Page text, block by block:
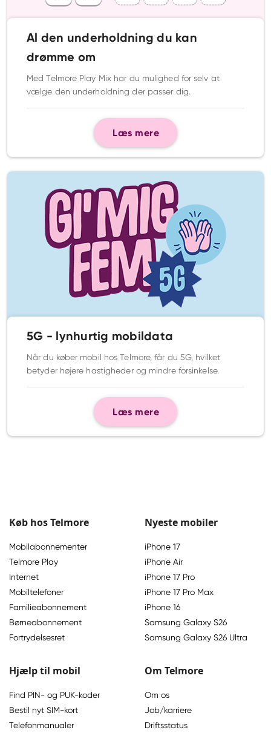
Al den underholdning du kan
drømme om
Med Telmore Play Mix har du mulighed for selv at
vælge den underholdning der passer dig.
Læs mere
5G - lynhurtig mobildata
Når du køber mobil hos Telmore, får du 5G, hvilket
betyder højere hastigheder og mindre forsinkelse.
Læs mere
Køb hos Telmore
Mobilabonnementer
Telmore Play
Internet
Mobiltelefoner
Familieabonnement
Børneabonnement
Fortrydelsesret
Nyeste mobiler
iPhone 17
iPhone Air
iPhone 17 Pro
iPhone 17 Pro Max
iPhone 16
Samsung Galaxy S26
Samsung Galaxy S26 Ultra
Hjælp til mobil
Find PIN- og PUK-koder
Bestil nyt SIM-kort
Telefonmanualer
Om Telmore
Om os
Job/karriere
Driftsstatus